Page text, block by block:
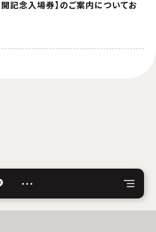
記念入場券】のご案内についてお
…